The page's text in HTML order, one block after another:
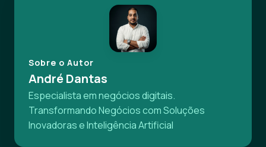
Sobre o Autor
André Dantas
Especialista em negócios digitais.
Transformando Negócios com Soluções
Inovadoras e Inteligência Artificial